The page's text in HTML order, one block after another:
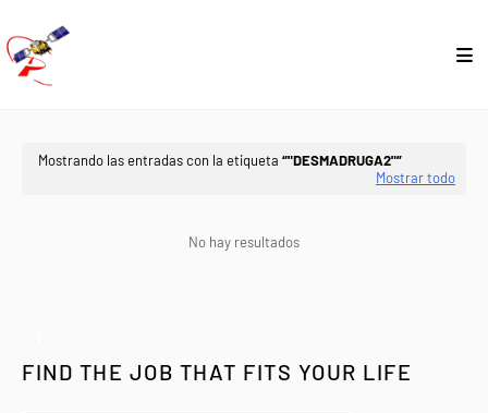
Mostrando las entradas con la etiqueta "DESMADRUGA2"
Mostrar todo
No hay resultados
FIND THE JOB THAT FITS YOUR LIFE